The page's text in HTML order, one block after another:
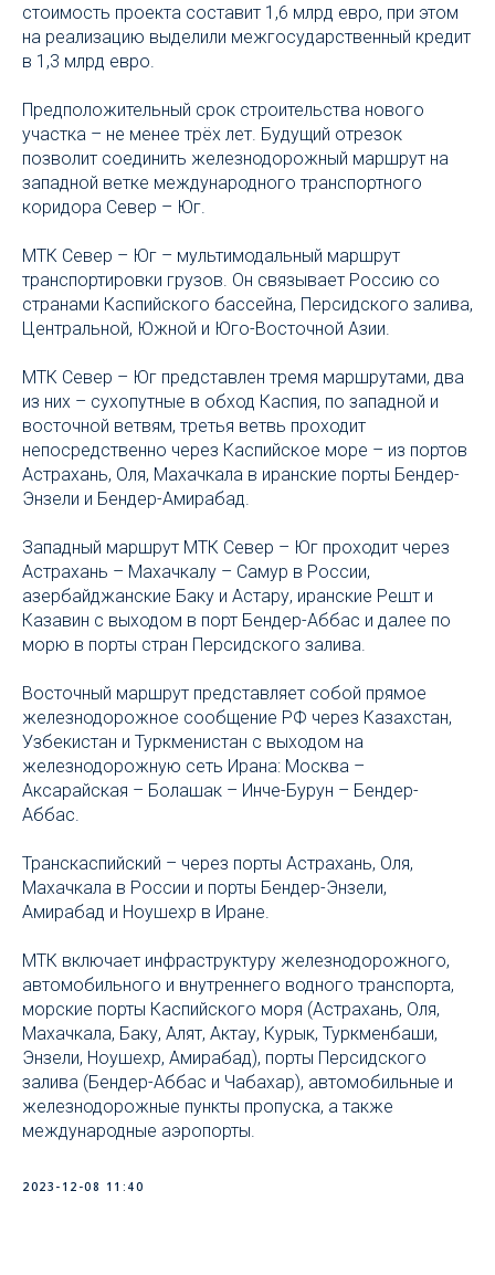
стоимость проекта составит 1,6 млрд евро, при этом
на реализацию выделили межгосударственный кредит
в 1,3 млрд евро.
Предположительный срок строительства нового
участка – не менее трёх лет. Будущий отрезок
позволит соединить железнодорожный маршрут на
западной ветке международного транспортного
коридора Север – Юг.
МТК Север – Юг – мультимодальный маршрут
транспортировки грузов. Он связывает Россию со
странами Каспийского бассейна, Персидского залива,
Центральной, Южной и Юго-Восточной Азии.
МТК Север – Юг представлен тремя маршрутами, два
из них – сухопутные в обход Каспия, по западной и
восточной ветвям, третья ветвь проходит
непосредственно через Каспийское море – из портов
Астрахань, Оля, Махачкала в иранские порты Бендер-
Энзели и Бендер-Амирабад.
Западный маршрут МТК Север – Юг проходит через
Астрахань – Махачкалу – Самур в России,
азербайджанские Баку и Астару, иранские Решт и
Казавин с выходом в порт Бендер-Аббас и далее по
морю в порты стран Персидского залива.
Восточный маршрут представляет собой прямое
железнодорожное сообщение РФ через Казахстан,
Узбекистан и Туркменистан с выходом на
железнодорожную сеть Ирана: Москва –
Аксарайская – Болашак – Инче-Бурун – Бендер-
Аббас.
Транскаспийский – через порты Астрахань, Оля,
Махачкала в России и порты Бендер-Энзели,
Амирабад и Ноушехр в Иране.
МТК включает инфраструктуру железнодорожного,
автомобильного и внутреннего водного транспорта,
морские порты Каспийского моря (Астрахань, Оля,
Махачкала, Баку, Алят, Актау, Курык, Туркменбаши,
Энзели, Ноушехр, Амирабад), порты Персидского
залива (Бендер-Аббас и Чабахар), автомобильные и
железнодорожные пункты пропуска, а также
международные аэропорты.
2023-12-08 11:40